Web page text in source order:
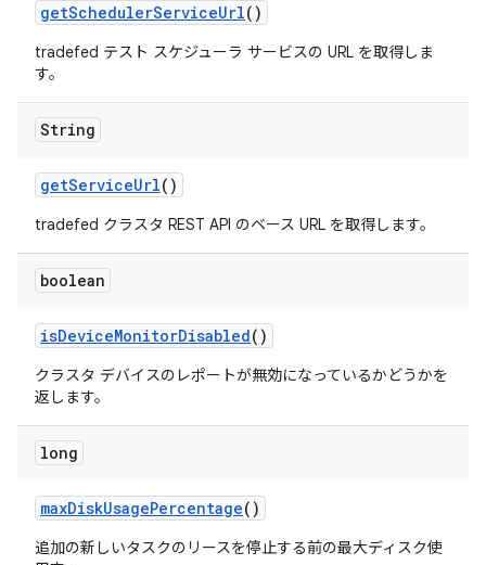
getSchedulerServiceUrl()
tradefed テスト スケジューラ サービスの URL を取得しま
す。
String
getServiceUrl()
tradefed クラスタ REST API のベース URL を取得します。
boolean
isDeviceMonitorDisabled()
クラスタ デバイスのレポートが無効になっているかどうかを
返します。
long
maxDiskUsagePercentage()
追加の新しいタスクのリースを停止する前の最大ディスク使